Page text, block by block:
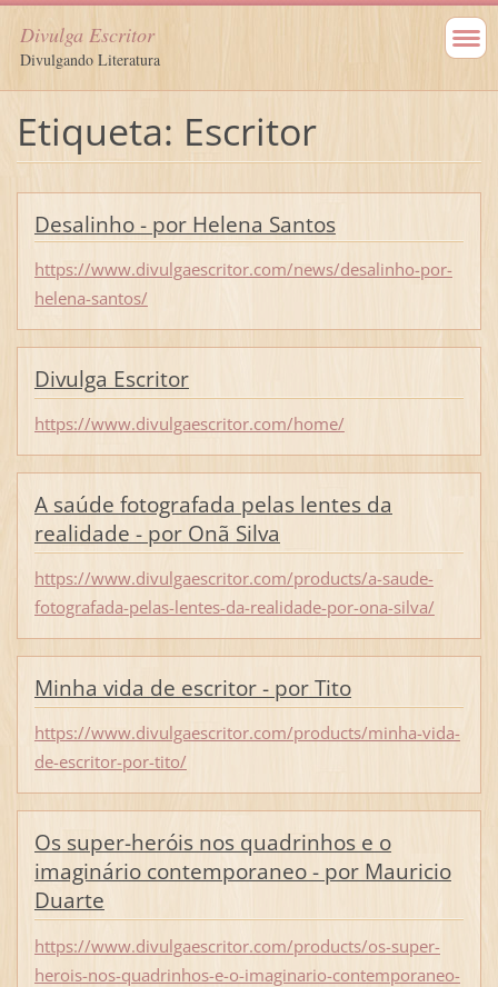
Divulga Escritor
Divulgando Literatura
Etiqueta: Escritor
Desalinho - por Helena Santos
https://www.divulgaescritor.com/news/desalinho-por-
helena-santos/
Divulga Escritor
https://www.divulgaescritor.com/home/
A saúde fotografada pelas lentes da
realidade - por Onã Silva
https://www.divulgaescritor.com/products/a-saude-
fotografada-pelas-lentes-da-realidade-por-ona-silva/
Minha vida de escritor - por Tito
https://www.divulgaescritor.com/products/minha-vida-
de-escritor-por-tito/
Os super-heróis nos quadrinhos e o
imaginário contemporaneo - por Mauricio
Duarte
https://www.divulgaescritor.com/products/os-super-
herois-nos-quadrinhos-e-o-imaginario-contemporaneo-